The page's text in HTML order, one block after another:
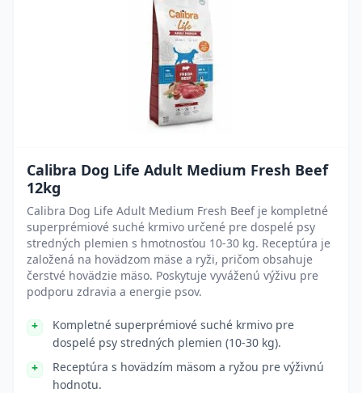
Calibra Dog Life Adult Medium Fresh Beef
12kg
Calibra Dog Life Adult Medium Fresh Beef je kompletné
superprémiové suché krmivo určené pre dospelé psy
stredných plemien s hmotnosťou 10-30 kg. Receptúra je
založená na hovädzom mäse a ryži, pričom obsahuje
čerstvé hovädzie mäso. Poskytuje vyváženú výživu pre
podporu zdravia a energie psov.
Kompletné superprémiové suché krmivo pre
dospelé psy stredných plemien (10-30 kg).
Receptúra s hovädzím mäsom a ryžou pre výživnú
hodnotu.